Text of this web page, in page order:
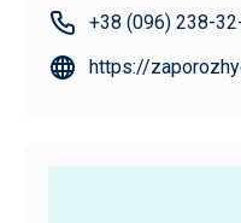
+38 (096) 238-
https://